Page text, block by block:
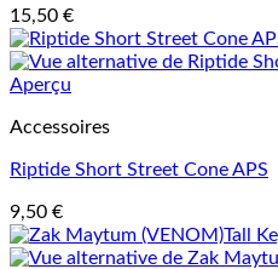
15,50 €
Aperçu
Accessoires
Riptide Short Street Cone APS
9,50 €